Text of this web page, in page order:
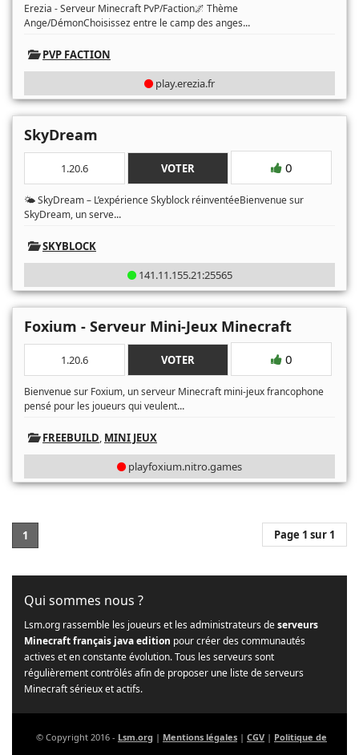
Erezia - Serveur Minecraft PvP/Faction🌌 Thème
Ange/DémonChoisissez entre le camp des anges...
PVP FACTION
play.erezia.fr
SkyDream
1.20.6 VOTER 0
🌤️ SkyDream – L’expérience Skyblock réinventéeBienvenue sur
SkyDream, un serve...
SKYBLOCK
141.11.155.21:25565
Foxium - Serveur Mini-Jeux Minecraft
1.20.6 VOTER 0
Bienvenue sur Foxium, un serveur Minecraft mini-jeux francophone
pensé pour les joueurs qui veulent...
FREEBUILD, MINI JEUX
playfoxium.nitro.games
1 Page 1 sur 1
Qui sommes nous ?
Lsm.org rassemble les joueurs et les administrateurs deserveurs
Minecraft français java edition pour créer des communautés
actives et en constante évolution. Tous les serveurs sont
régulièrement contrôlés afin de proposer une liste de serveurs
Minecraft sérieux et actifs.
© Copyright 2016 - Lsm.org | Mentions légales | CGV | Politique de